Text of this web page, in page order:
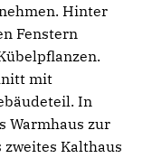
Hinter
Fenstern
mit
In
Warmhaus zur
Kalthaus